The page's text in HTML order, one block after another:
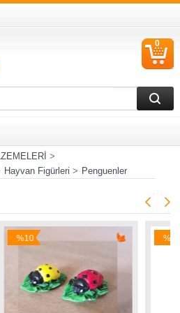
0
>
Hayvan Figürleri > Penguenler
%25